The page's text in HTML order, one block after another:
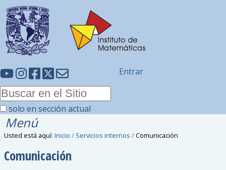
solo en sección actual
Entrar
Menú
Usted está aquí: Inicio / Servicios internos /Comunicación
Comunicación